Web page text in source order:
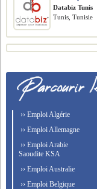
Databiz Tunis
Tunis, Tunisie
›› Emploi Algérie
›› Emploi Allemagne
›› Emploi Arabie
Saoudite KSA
›› Emploi Australie
›› Emploi Belgique